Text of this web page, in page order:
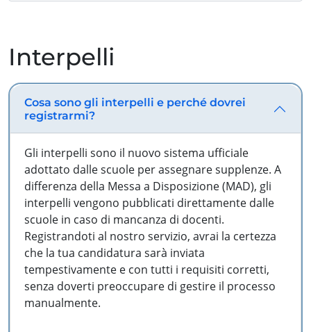
Interpelli
Cosa sono gli interpelli e perché dovrei
registrarmi?
Gli interpelli sono il nuovo sistema ufficiale
adottato dalle scuole per assegnare supplenze. A
differenza della Messa a Disposizione (MAD), gli
interpelli vengono pubblicati direttamente dalle
scuole in caso di mancanza di docenti.
Registrandoti al nostro servizio, avrai la certezza
che la tua candidatura sarà inviata
tempestivamente e con tutti i requisiti corretti,
senza doverti preoccupare di gestire il processo
manualmente.